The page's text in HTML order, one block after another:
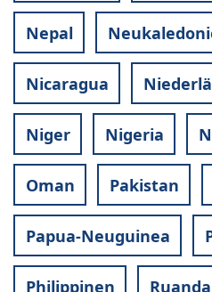
Nepal
Nicaragua
Niger Nigeria
Oman Pakistan
Papua-Neuguinea
Philippinen Ruanda